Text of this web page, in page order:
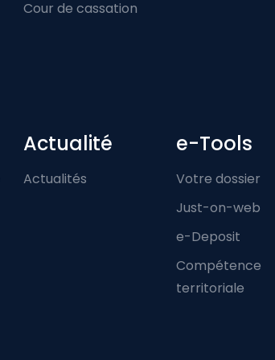
Cour de cassation
Actualité
Actualités
e-Tools
Votre dossier
Just-on-web
e-Deposit
Compétence
territoriale